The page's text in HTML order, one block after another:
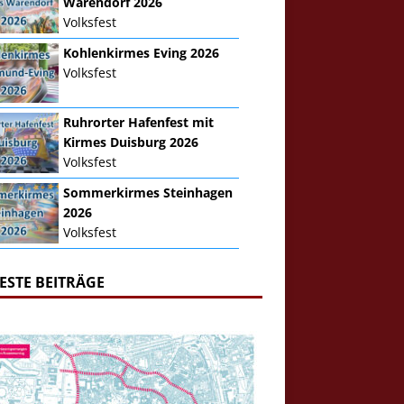
Volksfest
Kohlenkirmes Eving 2026
Volksfest
Ruhrorter Hafenfest mit
Kirmes Duisburg 2026
Volksfest
Sommerkirmes Steinhagen
2026
Volksfest
BEITRÄGE